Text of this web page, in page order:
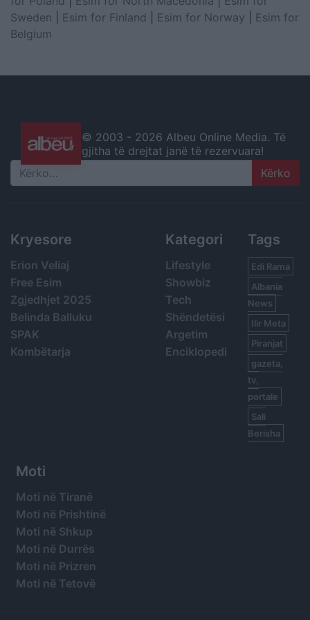
Sweden
Esim for Finland Esim for Norway
Esim for
Belgium
© 2003 - 2026 Albeu Online Media. Të
gjitha të drejtat janë të rezervuara!
Search
Kryesore
Erion Veliaj
Free Esim
Zgjedhjet 2025
Belinda Balluku
SPAK
Kombëtarja
Kategori
Lifestyle
Showbiz
Tech
Shëndetësi
Argetim
Enciklopedi
Tags
Edi Rama
Albania
News
Ilir Meta
Piranjat
gazeta,
tv,
portale
Sali
Berisha
Moti
Moti në Tiranë
Moti në Prishtinë
Moti në Shkup
Moti në Durrës
Moti në Prizren
Moti në Tetovë